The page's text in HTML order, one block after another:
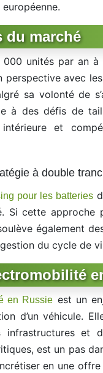
du marché
000 unités par an
perspective avec
sa volonté de
à des défis de
et
à double
pour les batteries
Si cette approche
également
du cycle de
en Russie est un
d’un véhicule.
et
est un pas
en une